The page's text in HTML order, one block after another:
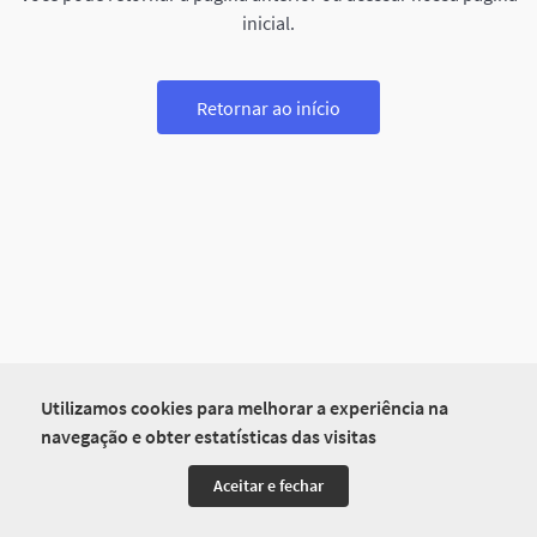
Utilizamos cookies para melhorar a experiência na
navegação e obter estatísticas das visitas
Aceitar e fechar
inicial.
Retornar ao início